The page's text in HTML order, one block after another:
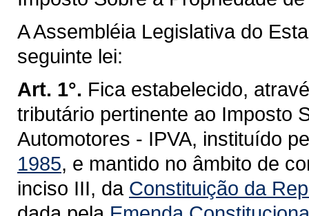
A Assembléia Legislativa do
seguinte lei:
Art. 1°. Fica estabelecido,
tributário pertinente ao Imposto
Automotores - IPVA, instituído
1985, e mantido no âmbito de
inciso III, da Constituição da